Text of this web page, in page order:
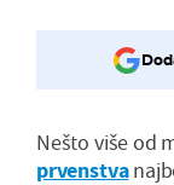
Nešto više od
prvenstva